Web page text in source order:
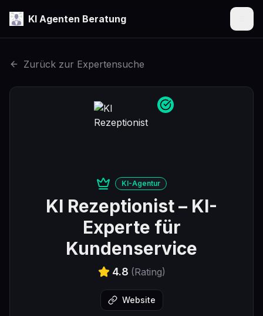
KI Agenten Beratung
Zurück zur Expertensuche
KI-Agentur
KI Rezeptionist– KI-
Experte für
Kundenservice
4.8 (Rating)
Website